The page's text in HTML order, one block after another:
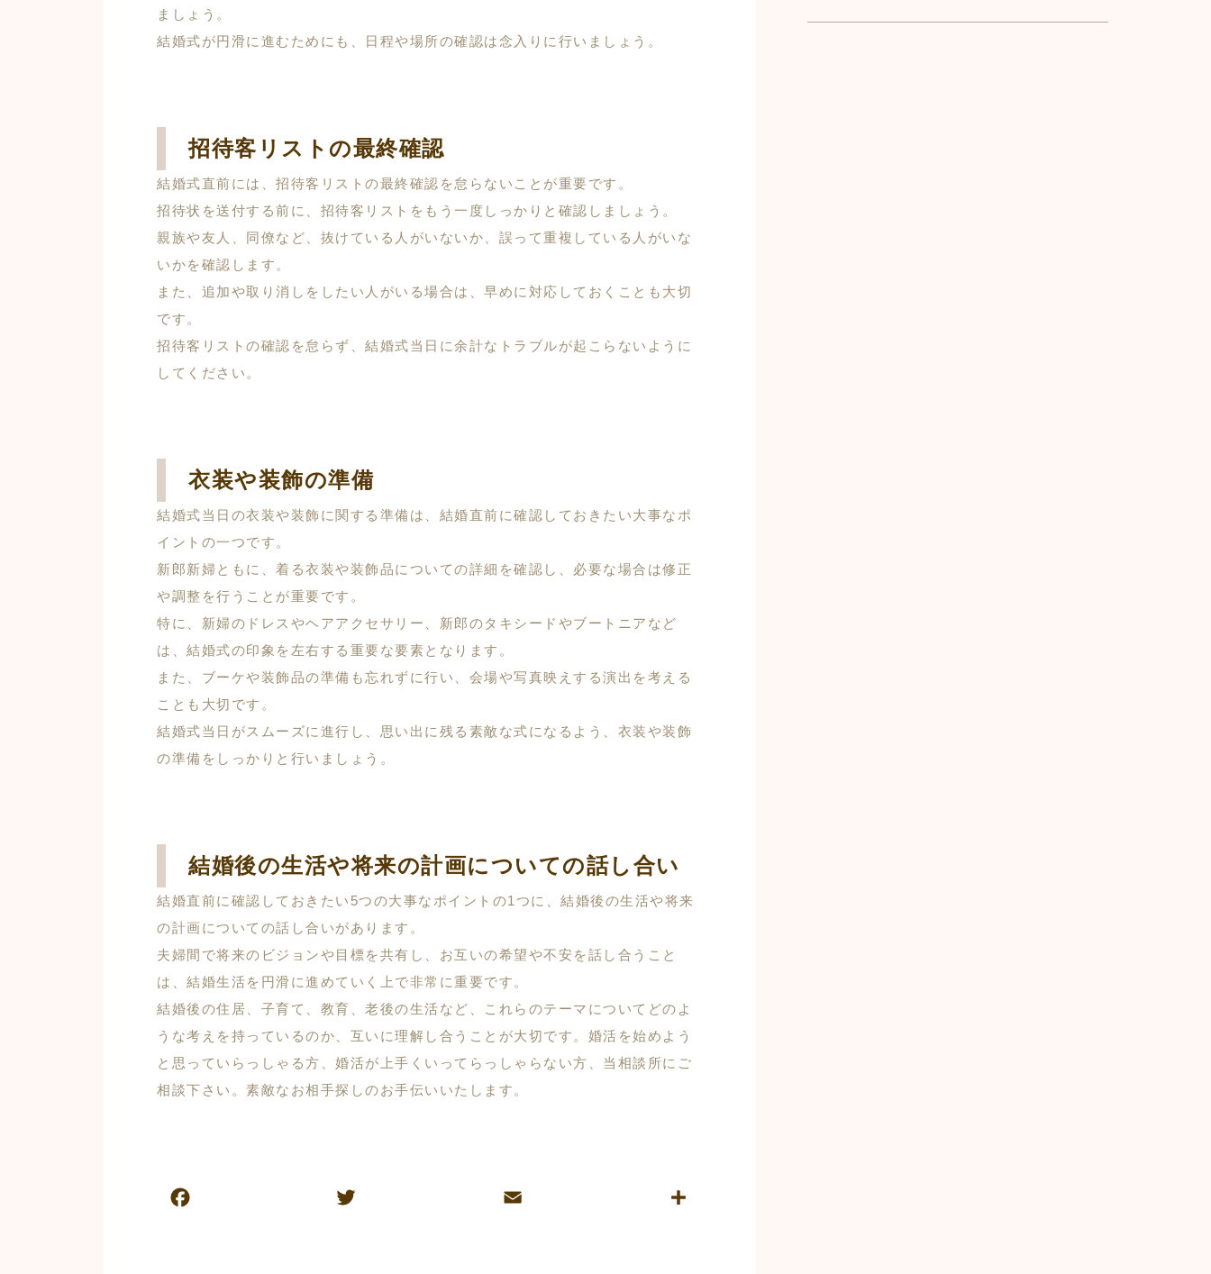
ましょう。
結婚式が円滑に進むためにも、日程や場所の確認は念入りに行いましょう。
招待客リストの最終確認
結婚式直前には、招待客リストの最終確認を怠らないことが重要です。
招待状を送付する前に、招待客リストをもう一度しっかりと確認しましょう。
親族や友人、同僚など、抜けている人がいないか、誤って重複している人がいな
いかを確認します。
また、追加や取り消しをしたい人がいる場合は、早めに対応しておくことも大切
です。
招待客リストの確認を怠らず、結婚式当日に余計なトラブルが起こらないように
してください。
衣装や装飾の準備
結婚式当日の衣装や装飾に関する準備は、結婚直前に確認しておきたい大事なポ
イントの一つです。
新郎新婦ともに、着る衣装や装飾品についての詳細を確認し、必要な場合は修正
や調整を行うことが重要です。
特に、新婦のドレスやヘアアクセサリー、新郎のタキシードやブートニアなど
は、結婚式の印象を左右する重要な要素となります。
また、ブーケや装飾品の準備も忘れずに行い、会場や写真映えする演出を考える
ことも大切です。
結婚式当日がスムーズに進行し、思い出に残る素敵な式になるよう、衣装や装飾
の準備をしっかりと行いましょう。
結婚後の生活や将来の計画についての話し合い
結婚直前に確認しておきたい5つの大事なポイントの1つに、結婚後の生活や将来
の計画についての話し合いがあります。
夫婦間で将来のビジョンや目標を共有し、お互いの希望や不安を話し合うこと
は、結婚生活を円滑に進めていく上で非常に重要です。
結婚後の住居、子育て、教育、老後の生活など、これらのテーマについてどのよ
うな考えを持っているのか、互いに理解し合うことが大切です。婚活を始めよう
と思っていらっしゃる方、婚活が上手くいってらっしゃらない方、当相談所にご
相談下さい。素敵なお相手探しのお手伝いいたします。